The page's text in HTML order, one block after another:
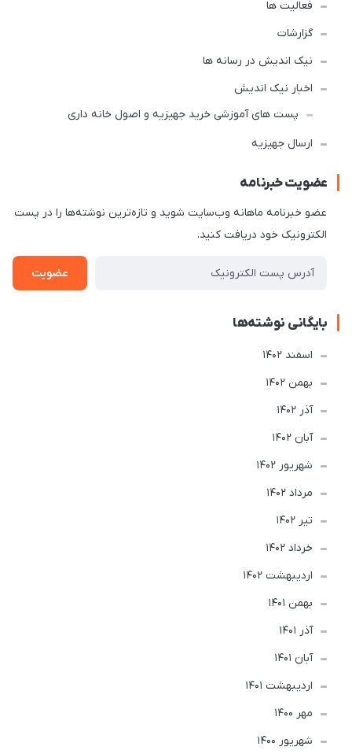
فعالیت ها
گزارشات
نیک اندیش در رسانه ها
اخبار نیک اندیش
پست های آموزشی خرید جهیزیه و اصول خانه داری
ارسال جهیزیه
عضویت خبرنامه
عضو خبرنامه ماهانه وب‌سایت شوید و تازه‌ترین نوشته‌ها را در پست
الکترونیک خود دریافت کنید.
عضویت
بایگانی نوشته‌ها
اسفند 1402
بهمن 1402
آذر 1402
آبان 1402
شهریور 1402
مرداد 1402
تير 1402
خرداد 1402
ارديبهشت 1402
بهمن 1401
آذر 1401
آبان 1401
ارديبهشت 1401
مهر 1400
شهریور 1400